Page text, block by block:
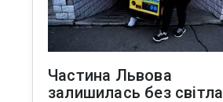
Частина Львова
залишилась без світла